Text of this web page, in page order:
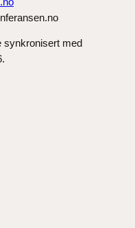
synkronisert med